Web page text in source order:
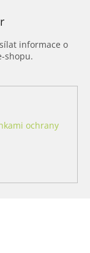
informace o
shopu.
ochrany